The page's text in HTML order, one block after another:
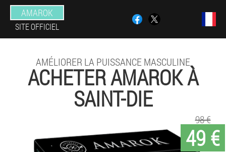
AMAROK
SITE OFFICIEL
AMÉLIORER LA PUISSANCE MASCULINE
ACHETER AMAROK À
SAINT-DIE
49 €
98 €